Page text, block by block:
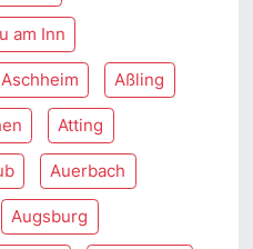
am Inn
Aschheim Aßling
Atting
Auerbach
Augsburg